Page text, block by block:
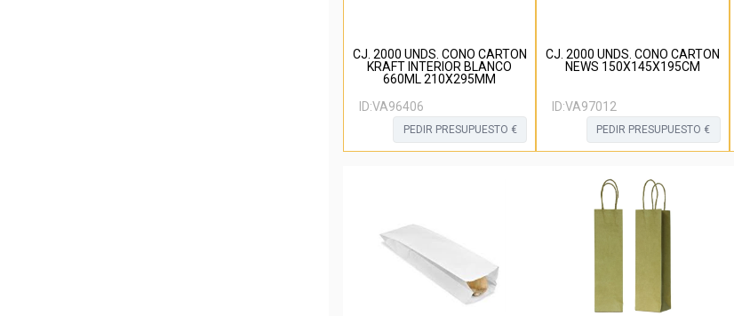
CJ. 2000 UNDS. CONO CARTON
KRAFT INTERIOR BLANCO
660ML 210X295MM
ID:VA96406
PEDIR PRESUPUESTO €
CJ. 2000 UNDS. CONO CARTON
NEWS 150X145X195CM
ID:VA97012
PEDIR PRESUPUESTO €